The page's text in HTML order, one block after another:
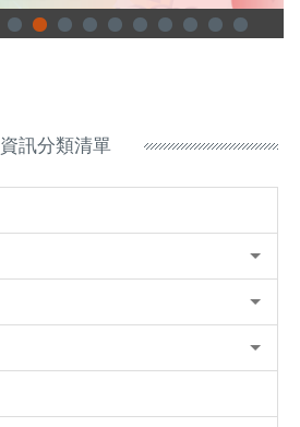
資訊分類清單